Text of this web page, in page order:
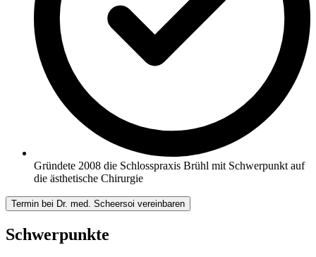
Gründete 2008 die Schlosspraxis Brühl mit Schwerpunkt auf
die ästhetische Chirurgie
Termin bei Dr. med. Scheersoi vereinbaren
Schwerpunkte